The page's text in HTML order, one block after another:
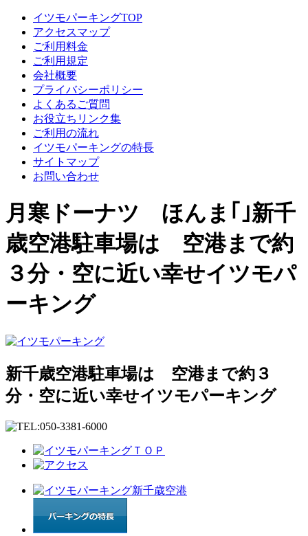
イツモパーキングTOP
アクセスマップ
ご利用料金
ご利用規定
会社概要
プライバシーポリシー
よくあるご質問
お役立ちリンク集
ご利用の流れ
イツモパーキングの特長
サイトマップ
お問い合わせ
月寒ドーナツ ほんま｢｣新千
歳空港駐車場は 空港まで約
３分・空に近い幸せイツモパ
ーキング
新千歳空港駐車場は 空港まで約３
分・空に近い幸せイツモパーキング